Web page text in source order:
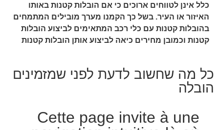
כלל אינן לטווחים ארוכים כי אם הובלות קטנות באותו
האיזור או העיר. בשל כך הקמנו מערך מובילים המתמחים
בהובלות קטנות עם כלי רכב המתאימים לביצוע הובלות
קטנות וכמובן מחירים כיאה לביצוע אותן הובלות קטנות
כל מה שחשוב לדעת לפני שמזמינים
הובלה
Cette page invite à une